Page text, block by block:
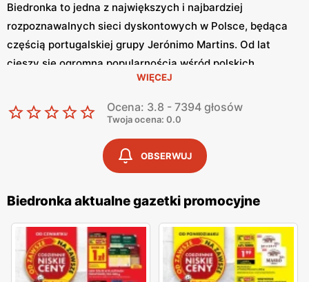
Biedronka to jedna z największych i najbardziej
rozpoznawalnych sieci dyskontowych w Polsce, będąca
częścią portugalskiej grupy Jerónimo Martins. Od lat
cieszy się ogromną popularnością wśród polskich
konsumentów, oferując szeroki asortyment produktów
spożywczych i przemysłowych w atrakcyjnych niskich
cenach. Klienci cenią sobie bogaty wybór, częste
promocje oraz doskonałą jakość oferowanych produktów.
Jednym z kluczowych elementów strategii marketingowej
Biedronka gazetka promocyjna
się regularnie i informuje o najnowszych ofertach.
Gazetka promocyjna Biedronka
, publikowana co tydzień,
prezentuje aktualne promocje, specjalne oferty i
sezonowe wyprzedaże, dzięki czemu klienci mogą
planować swoje zakupy i korzystać z wyjątkowych okazji
WIĘCEJ
Ocena: 3.8 - 7394 głosów
Twoja ocena: 0.0
OBSERWUJ
Biedronka aktualne gazetki promocyjne